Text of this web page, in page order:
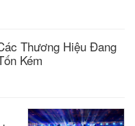
Thương Hiệu Đang
Kém